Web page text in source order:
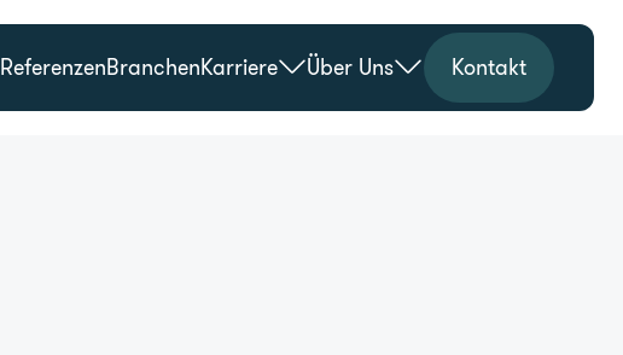
ReferenzenBranchenKarriere Über Uns Kontakt